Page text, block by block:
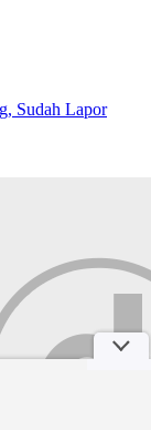
Sudah Lapor